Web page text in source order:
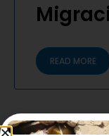
READ MORE